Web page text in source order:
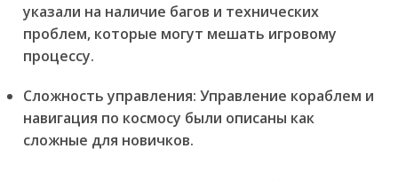
указали на наличие багов и технических
проблем, которые могут мешать игровому
процессу.
Сложность управления: Управление кораблем и
навигация по космосу были описаны как
сложные для новичков.